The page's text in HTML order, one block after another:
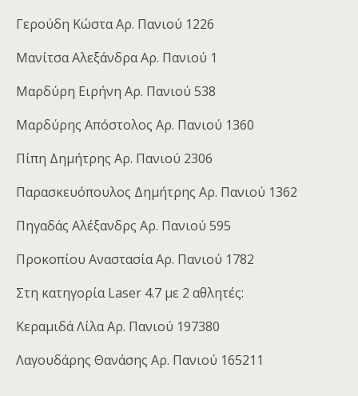
Γερούδη Κώστα Αρ. Πανιού 1226
Μανίτσα Αλεξάνδρα Αρ. Πανιού 1
Μαρδύρη Ειρήνη Αρ. Πανιού 538
Μαρδύρης Απόστολος Αρ. Πανιού 1360
Πίπη Δημήτρης Αρ. Πανιού 2306
Παρασκευόπουλος Δημήτρης Αρ. Πανιού 1362
Πηγαδάς Αλέξανδρς Αρ. Πανιού 595
Προκοπίου Αναστασία Αρ. Πανιού 1782
Στη κατηγορία Laser 4.7 με 2 αθλητές:
Κεραμιδά Λίλα Αρ. Πανιού 197380
Λαγουδάρης Θανάσης Αρ. Πανιού 165211